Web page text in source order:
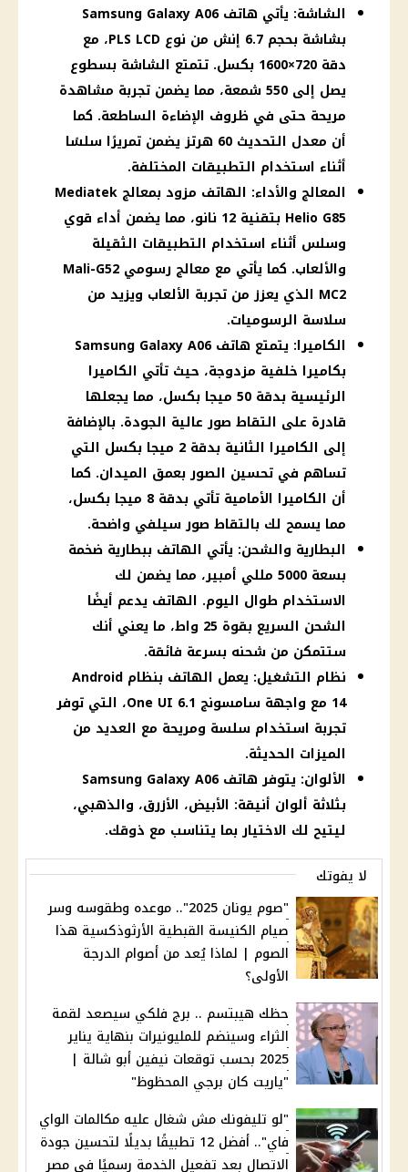
الشاشة: يأتي هاتف Samsung Galaxy A06
بشاشة بحجم 6.7 إنش من نوع PLS LCD، مع
دقة 720×1600 بكسل. تتمتع الشاشة بسطوع
يصل إلى 550 شمعة، مما يضمن تجربة مشاهدة
مريحة حتى في ظروف الإضاءة الساطعة. كما
أن معدل التحديث 60 هرتز يضمن تمريرًا سلسًا
أثناء استخدام التطبيقات المختلفة.
المعالج والأداء: الهاتف مزود بمعالج Mediatek
Helio G85 بتقنية 12 نانو، مما يضمن أداء قوي
وسلس أثناء استخدام التطبيقات الثقيلة
والألعاب. كما يأتي مع معالج رسومي Mali-G52
MC2 الذي يعزز من تجربة الألعاب ويزيد من
سلاسة الرسوميات.
الكاميرا: يتمتع هاتف Samsung Galaxy A06
بكاميرا خلفية مزدوجة، حيث تأتي الكاميرا
الرئيسية بدقة 50 ميجا بكسل، مما يجعلها
قادرة على التقاط صور عالية الجودة. بالإضافة
إلى الكاميرا الثانية بدقة 2 ميجا بكسل التي
تساهم في تحسين الصور بعمق الميدان. كما
أن الكاميرا الأمامية تأتي بدقة 8 ميجا بكسل،
مما يسمح لك بالتقاط صور سيلفي واضحة.
البطارية والشحن: يأتي الهاتف ببطارية ضخمة
بسعة 5000 مللي أمبير، مما يضمن لك
الاستخدام طوال اليوم. الهاتف يدعم أيضًا
الشحن السريع بقوة 25 واط، ما يعني أنك
ستتمكن من شحنه بسرعة فائقة.
نظام التشغيل: يعمل الهاتف بنظام Android
14 مع واجهة سامسونج One UI 6.1، التي توفر
تجربة استخدام سلسة ومريحة مع العديد من
الميزات الحديثة.
الألوان: يتوفر هاتف Samsung Galaxy A06
بثلاثة ألوان أنيقة: الأبيض، الأزرق، والذهبي،
ليتيح لك الاختيار بما يتناسب مع ذوقك.
لا يفوتك
"صوم يونان 2025".. موعده وطقوسه وسر
صيام الكنيسة القبطية الأرثوذكسية هذا
الصوم | لماذا يُعد من أصوام الدرجة
الأولى؟
حظك هيبتسم .. برج فلكي سيصعد لقمة
الثراء وسينضم للمليونيرات بنهاية يناير
2025 بحسب توقعات نيفين أبو شالة |
"ياريت كان برجي المحظوظ"
"لو تليفونك مش شغال عليه مكالمات الواي
فاي".. أفضل 12 تطبيقًا بديلًا لتحسين جودة
الاتصال بعد تفعيل الخدمة رسميًا في مصر